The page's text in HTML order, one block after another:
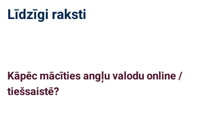
Līdzīgi raksti
Kāpēc mācīties angļu valodu online /
tiešsaistē?